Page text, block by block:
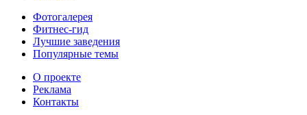
Фотогалерея
Фитнес-гид
Лучшие заведения
Популярные темы
О проекте
Реклама
Контакты